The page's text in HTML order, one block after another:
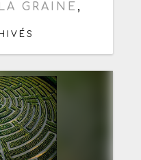
GRAINE ,